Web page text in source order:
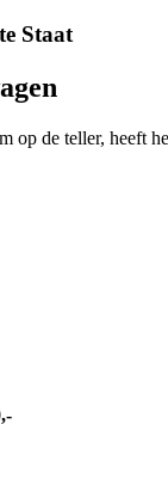
Staat
op de teller, heeft